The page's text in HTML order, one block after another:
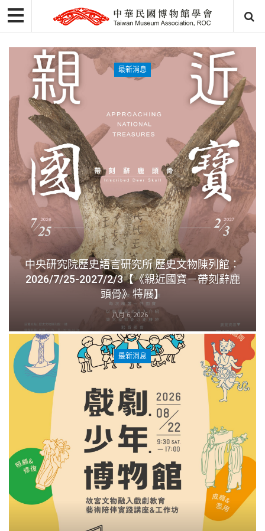
最新消息
中央研究院歷史語言研究所 歷史文物陳列館：
2026/7/25-2027/2/3【《親近國寶－帶刻辭鹿
頭骨》特展】
八月 6, 2026
最新消息